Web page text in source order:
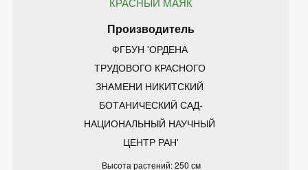
ФГБУН 'ОРДЕНА
ТРУДОВОГО КРАСНОГО
ЗНАМЕНИ НИКИТСКИЙ
БОТАНИЧЕСКИЙ САД-
НАЦИОНАЛЬНЫЙ НАУЧНЫЙ
ЦЕНТР РАН'
Высота растений: 250 см